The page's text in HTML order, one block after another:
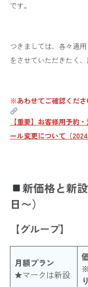
です。
つきましては、各々適
をさせていただきたく
※あわせてご確認くださ
【重要】お客様用予約
ール変更について（
新価格と新
日〜）
【グループ】
月額プラン
★マークは新設